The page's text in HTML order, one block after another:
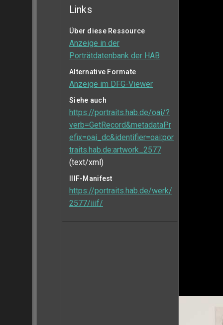
Links
Über diese Ressource
Anzeige in der
Porträtdatenbank der HAB
Alternative Formate
Anzeige im DFG-Viewer
Siehe auch
https://portraits.hab.de/oai/?
verb=GetRecord&metadataPr
efix=oai_dc&identifier=oai:por
traits.hab.de:artwork_2577
(text/xml)
IIIF-Manifest
https://portraits.hab.de/werk/
2577/iiif/